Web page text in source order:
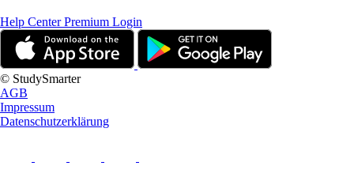
Help CenterPremium Login
© StudySmarter
AGB
Impressum
Datenschutzerklärung